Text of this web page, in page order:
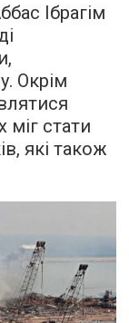
Ібрагім
Окрім
стати
які також